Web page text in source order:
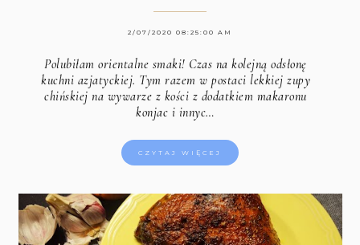
2/07/2020 08:25:00 AM
Polubiłam orientalne smaki! Czas na kolejną odsłonę
kuchni azjatyckiej. Tym razem w postaci lekkiej zupy
chińskiej na wywarze z kości z dodatkiem makaronu
konjac i innyc…
CZYTAJ WIĘCEJ